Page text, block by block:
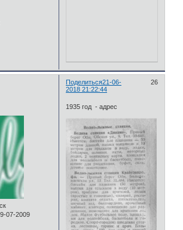
Поделиться 26
21-06-
2018 21:22:44
07-2009
1935 год - адрес